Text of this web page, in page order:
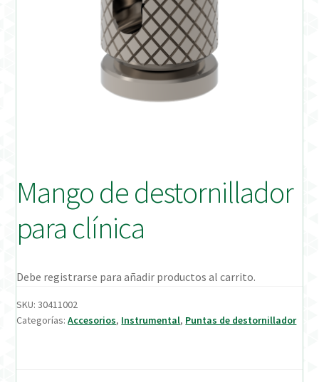
Instrucciones de uso
Mi cuenta
On-line Store
Productos Favoritos
Uso previsto
Mango de destornillador
para clínica
Debe registrarse para añadir productos al carrito.
SKU:30411002
Categorías:Accesorios, Instrumental, Puntas de destornillador